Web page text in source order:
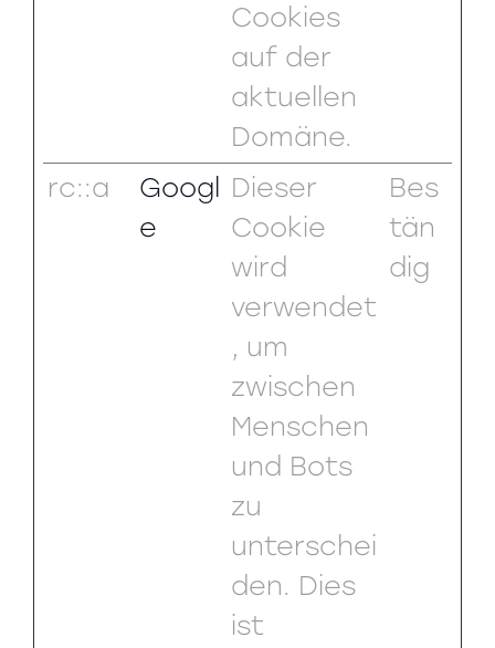
Cookies
auf der
aktuellen
Domäne.
rc::a
Googl
e
Dieser
Cookie
wird
verwendet
, um
zwischen
Menschen
und Bots
zu
unterschei
den. Dies
ist
Bes
tän
dig